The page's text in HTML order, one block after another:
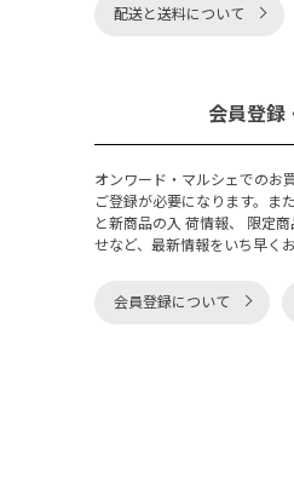
配送と送料について
会員登録
オンワード・マルシェでのお
ご登録が必要になります。ま
と新商品の入 荷情報、 限定
せなど、最新情報をいち早く
会員登録について